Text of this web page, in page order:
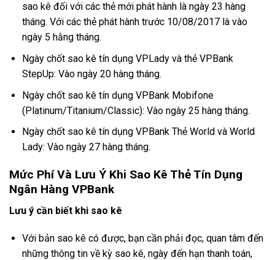
sao kê đối với các thẻ mới phát hành là ngày 23 hàng
tháng. Với các thẻ phát hành trước 10/08/2017 là vào
ngày 5 hằng tháng.
Ngày chốt sao kê tín dụng VPLady và thẻ VPBank
StepUp: Vào ngày 20 hàng tháng.
Ngày chốt sao kê tín dụng VPBank Mobifone
(Platinum/Titanium/Classic): Vào ngày 25 hàng tháng.
Ngày chốt sao kê tín dụng VPBank Thẻ World và World
Lady: Vào ngày 27 hàng tháng.
Mức Phí Và Lưu Ý Khi Sao Kê Thẻ Tín Dụng
Ngân Hàng VPBank
Lưu ý cần biết khi sao kê
Với bản sao kê có được, bạn cần phải đọc, quan tâm đến
những thông tin về kỳ sao kê, ngày đến hạn thanh toán,